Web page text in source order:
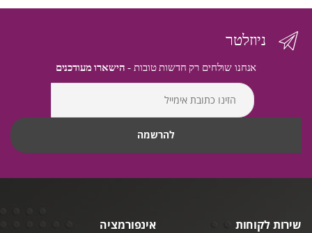
ניוזלטר
אנחנו שולחים רק חדשות טובות - הישארו מעודכנים
שירות לקוחות אינפורמציה